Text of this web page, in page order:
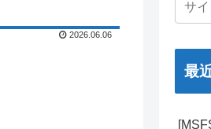
2026.06.06
最